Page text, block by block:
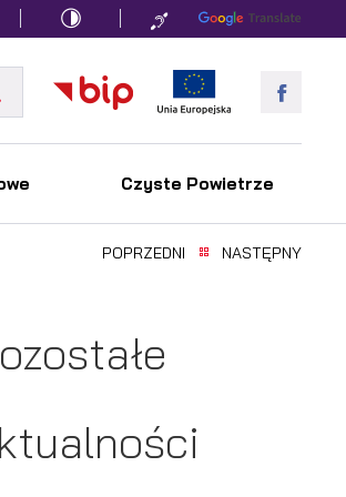
Czyste Powietrze
POPRZEDNI NASTĘPNY